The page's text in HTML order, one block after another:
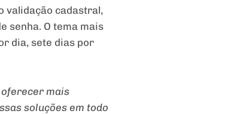
validação cadastral,
senha. O tema mais
dia, sete dias por
oferecer mais
soluções em todo